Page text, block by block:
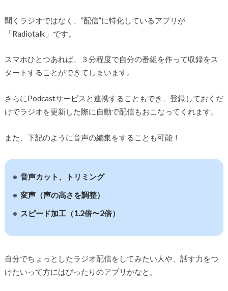
聞くラジオではなく、”配信”に特化しているアプリが
「Radiotalk」です。
スマホひとつあれば、３分程度で自分の番組を作って収録をス
タートすることができてしまいます。
さらにPodcastサービスと連携することもでき、登録しておくだ
けでラジオを更新した際に自動で配信もおこなってくれます。
また、下記のように音声の編集をすることも可能！
音声カット、トリミング
変声（声の高さを調整）
スピード加工（1.2倍〜2倍）
自分でちょっとしたラジオ配信をしてみたい人や、話す力をつ
けたいって方にはぴったりのアプリかなと。